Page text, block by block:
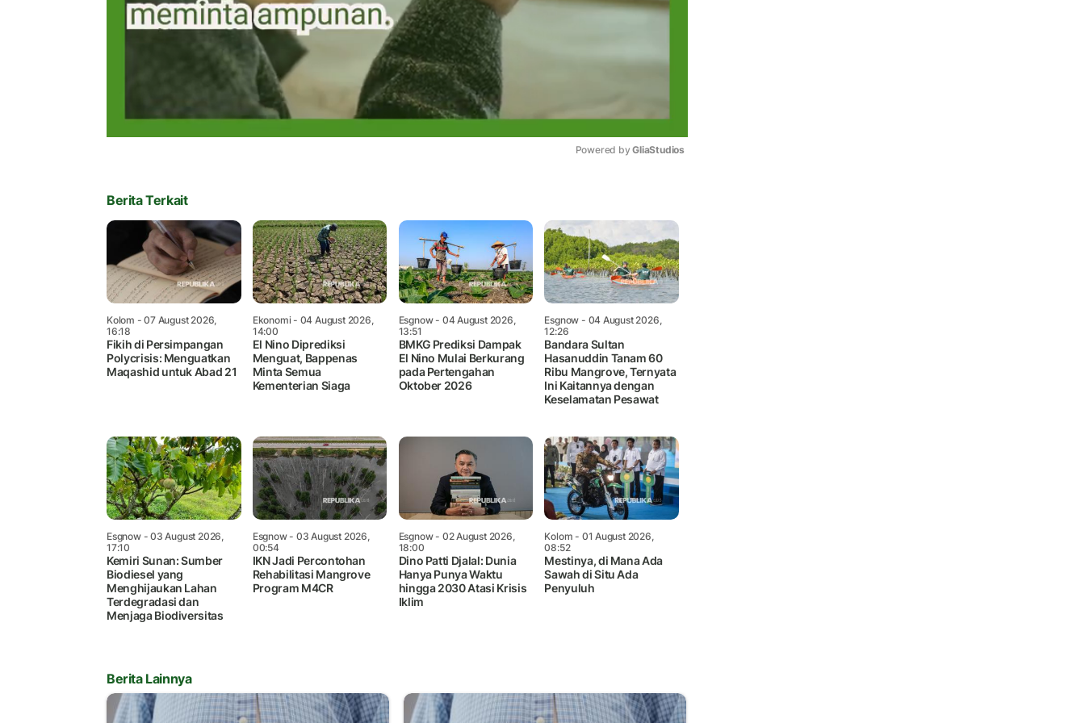
Powered by GliaStudios
Berita Terkait
Kolom - 07 August 2026,
16:18
Fikih di Persimpangan
Polycrisis: Menguatkan
Maqashid untuk Abad 21
Ekonomi- 04 August 2026,
14:00
El Nino Diprediksi
Menguat, Bappenas
Minta Semua
Kementerian Siaga
Esgnow- 04 August 2026,
13:51
BMKG Prediksi Dampak
El Nino Mulai Berkurang
pada Pertengahan
Oktober 2026
Esgnow - 04 August 2026,
12:26
Bandara Sultan
Hasanuddin Tanam 60
Ribu Mangrove, Ternyata
Ini Kaitannya dengan
Keselamatan Pesawat
Esgnow- 03 August 2026,
17:10
Kemiri Sunan: Sumber
Biodiesel yang
Menghijaukan Lahan
Terdegradasi dan
Menjaga Biodiversitas
Esgnow- 03 August 2026,
00:54
IKN Jadi Percontohan
Rehabilitasi Mangrove
Program M4CR
Esgnow- 02 August 2026,
18:00
Dino Patti Djalal: Dunia
Hanya Punya Waktu
hingga 2030 Atasi Krisis
Iklim
Kolom - 01 August 2026,
08:52
Mestinya, di Mana Ada
Sawah di Situ Ada
Penyuluh
Berita Lainnya